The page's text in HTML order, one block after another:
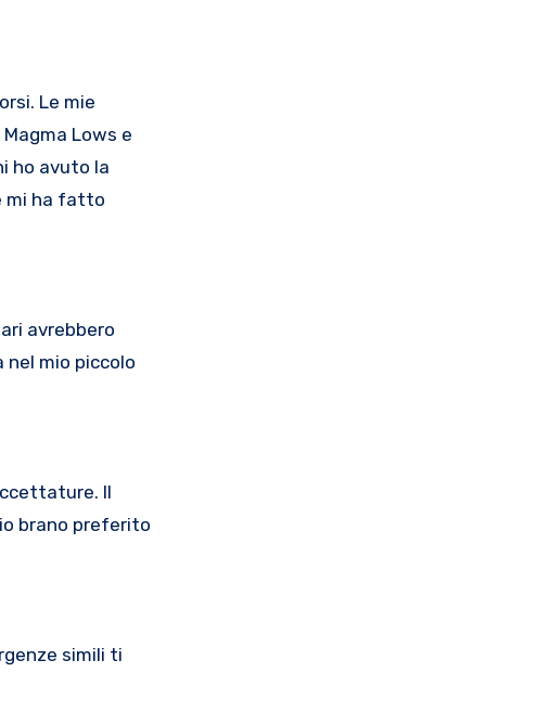
Le mie
Lows e
ho avuto la
mi ha fatto
avrebbero
nel mio piccolo
Il
brano preferito
simili ti